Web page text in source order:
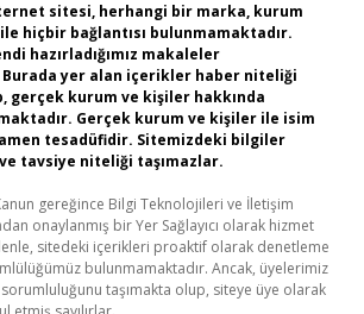
sitesi, herhangi bir marka, kurum
hiçbir bağlantısı bulunmamaktadır.
hazırladığımız makaleler
Burada yer alan içerikler haber niteliği
gerçek kurum ve kişiler hakkında
Gerçek kurum ve kişiler ile isim
tesadüfidir. Sitemizdeki bilgiler
tavsiye niteliği taşımazlar.
gereğince Bilgi Teknolojileri ve İletişim
onaylanmış bir Yer Sağlayıcı olarak hizmet
sitedeki içerikleri proaktif olarak denetleme
bulunmamaktadır. Ancak, üyelerimiz
taşımakta olup, siteye üye olarak